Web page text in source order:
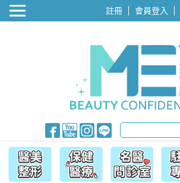
醫美整形 註冊 會員登入